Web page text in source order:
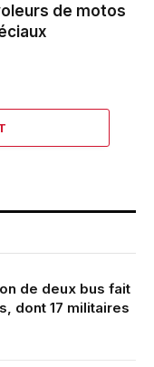
de motos
de deux bus fait
dont 17 militaires